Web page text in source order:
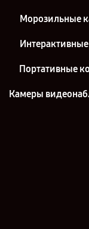
Морозильные
Портативные
Камеры